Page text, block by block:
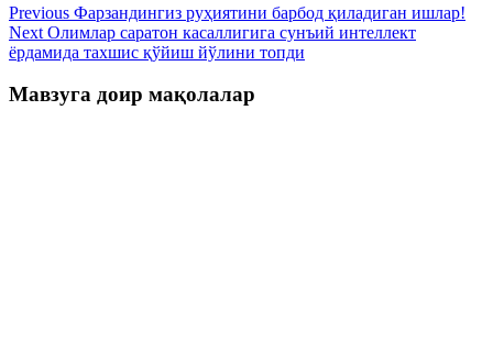
Previous Фарзандингиз руҳиятини барбод қиладиган ишлар!
Next Олимлар саратон касаллигига сунъий интеллект
ёрдамида тахшис қўйиш йўлини топди
Мавзуга доир мақолалар